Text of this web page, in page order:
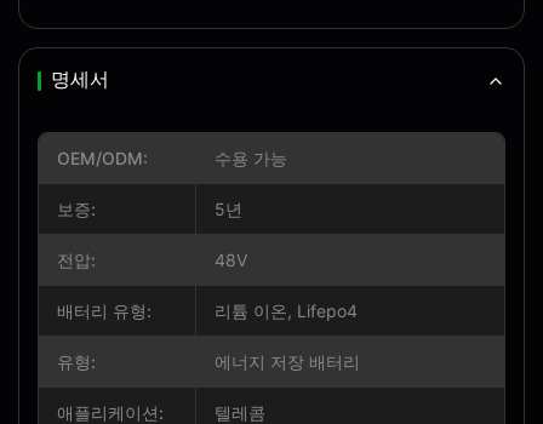
명세서
OEM/ODM: 수용 가능
보증: 5년
전압: 48V
배터리 유형: 리튬 이온, Lifepo4
유형: 에너지 저장 배터리
애플리케이션: 텔레콤